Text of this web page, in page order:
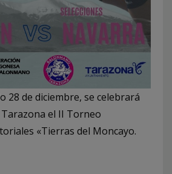
28 de diciembre, se celebrará
el II Torneo
«Tierras del Moncayo.